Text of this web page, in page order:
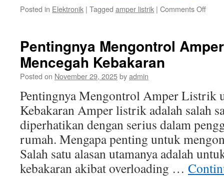
Posted in Elektronik | Tagged amper listrik | Comments Offon
Listrik
hari
Pentingnya Mengontrol
Mencegah Kebakaran
Posted on November 29, 2025byadmin
Pentingnya Mengontrol Amper Listrik
Kebakaran Amper listrik adalah salah
diperhatikan dengan serius dalam
rumah. Mengapa penting untuk
Salah satu alasan utamanya adalah
kebakaran akibat overloading …